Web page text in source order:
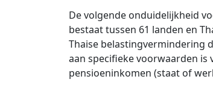
De volgende onduidelijkheid
bestaat tussen 61 landen en
Thaise belastingvermindering
aan specifieke voorwaarden
pensioeninkomen (staat of